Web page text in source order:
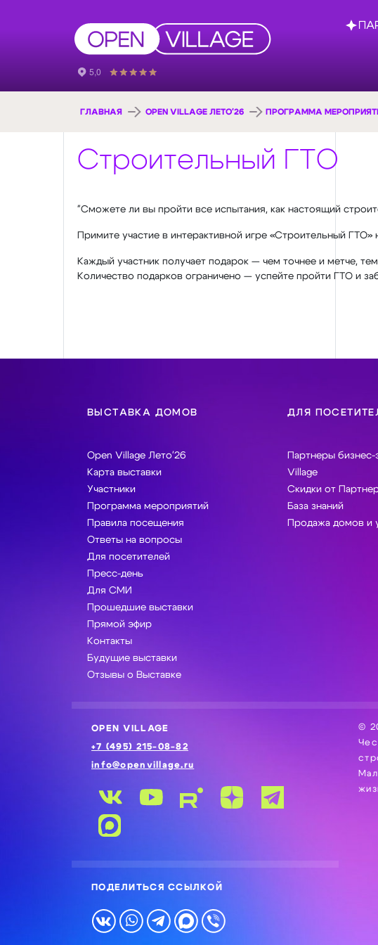
ГЛАВНАЯ OPEN VILLAGE ЛЕТО'26 ПРОГРАММА
Строительный ГТО
"Сможете ли вы пройти все испытания, как настоящий
Примите участие в интерактивной игре «Строительный
Каждый участник получает подарок — чем точнее и метче,
Количество подарков ограничено — успейте пройти ГТО и
ВЫСТАВКА ДОМОВ
Open Village Лето'26
Карта выставки
Участники
Программа мероприятий
Правила посещения
Ответы на вопросы
Для посетителей
Пресс-день
Для СМИ
Прошедшие выставки
Прямой эфир
Контакты
Будущие выставки
Отзывы о Выставке
ДЛЯ
Партнеры
Village
Скидки от
База знаний
Продажа домов и
OPEN VILLAGE
+7 (495) 215-08-82
info@openvillage.ru
ПОДЕЛИТЬСЯ ССЫЛКОЙ
©